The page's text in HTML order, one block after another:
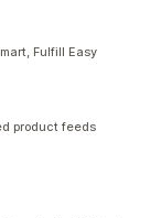
Fulfill Easy
product feeds